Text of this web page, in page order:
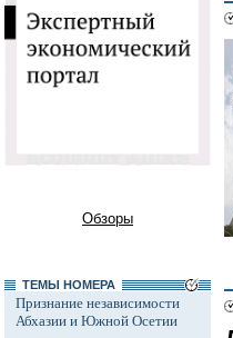
Обзоры
ТЕМЫ НОМЕРА
Признание независимости
Абхазии и Южной Осетии